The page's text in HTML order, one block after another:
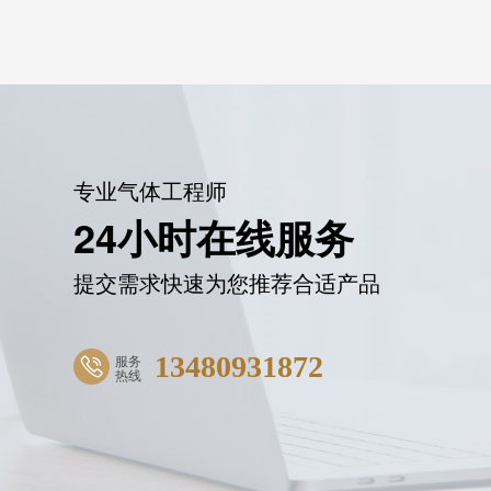
专业气体工程师
24小时在线服务
提交需求快速为您推荐合适产品
服务
热线 13480931872